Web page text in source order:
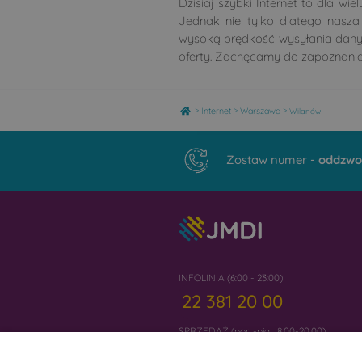
Jednak nie tylko dlatego
wysoką prędkość wysyłania
oferty. Zachęcamy do
Home
> Internet >Warszawa >Wilanów
Zostaw numer -
INFOLINIA (6:00 - 23:00)
22 381 20 00
SPRZEDAŻ (pon.-piąt. 8:00-20:00)